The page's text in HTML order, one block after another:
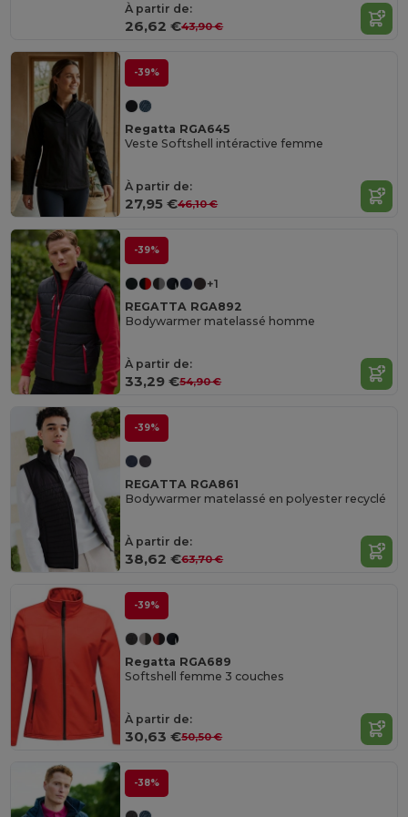
À partir de:
26,62 €43,90 €
-39%
Regatta RGA645
Veste Softshell intéractive femme
À partir de:
27,95 €46,10 €
-39%
+1
REGATTA RGA892
Bodywarmer matelassé homme
À partir de:
33,29 €54,90 €
-39%
REGATTA RGA861
Bodywarmer matelassé en polyester recyclé
À partir de:
38,62 €63,70 €
-39%
Regatta RGA689
Softshell femme 3 couches
À partir de:
30,63 €50,50 €
-38%